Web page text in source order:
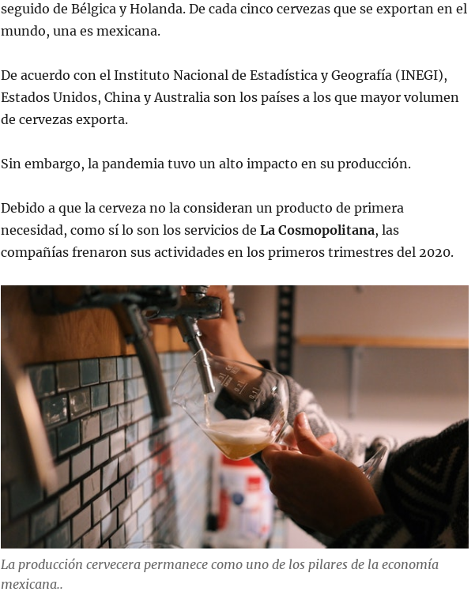
seguido de Bélgica y Holanda. De cada cinco cervezas que se exportan en el
mundo, una es mexicana.
De acuerdo con el Instituto Nacional de Estadística y Geografía (INEGI),
Estados Unidos, China y Australia son los países a los que mayor volumen
de cervezas exporta.
Sin embargo, la pandemia tuvo un alto impacto en su producción.
Debido a que la cerveza no la consideran un producto de primera
necesidad, como sí lo son los servicios de La Cosmopolitana, las
compañías frenaron sus actividades en los primeros trimestres del 2020.
La producción cervecera permanece como uno de los pilares de la economía
mexicana..